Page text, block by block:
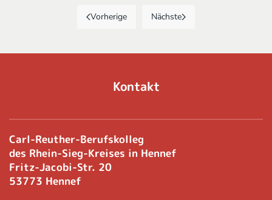
Vorherige Nächste
Kontakt
Carl-Reuther-Berufskolleg
des Rhein-Sieg-Kreises in Hennef
Fritz-Jacobi-Str. 20
53773 Hennef